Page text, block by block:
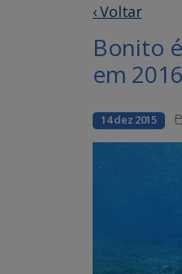
‹ Voltar
Bonito
em 2016
14 dez 2015